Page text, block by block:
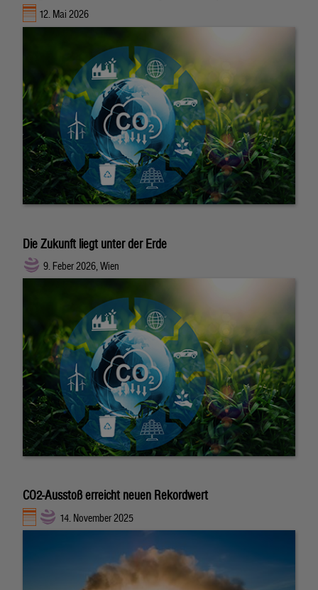
12. Mai 2026
Die Zukunft liegt unter der Erde
9. Feber 2026, Wien
CO2-Ausstoß erreicht neuen Rekordwert
14. November 2025